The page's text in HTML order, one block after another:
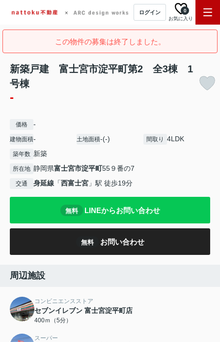
ログイン
お気に入り
0
この物件の募集は終了しました。
新築戸建 富士宮市淀平町第2 全3棟 1
号棟
-
価格 -
建物面積- 土地面積-(-) 間取り 4LDK
築年数 新築
所在地 静岡県富士宮市淀平町55９番の7
交通 身延線 「西富士宮 」駅 徒歩19分
無料 LINEからお問い合わせ
無料 お問い合わせ
周辺施設
コンビニエンスストア
セブンイレブン 富士宮淀平町店
400ｍ（5分）
スーパー